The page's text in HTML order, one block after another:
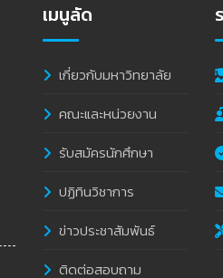
เมนูลัด
เกี่ยวกับมหาวิทยาลัย
คณะและหน่วยงาน
รับสมัครนักศึกษา
ปฏิทินวิชาการ
ข่าวประชาสัมพันธ์
ติดต่อสอบถาม